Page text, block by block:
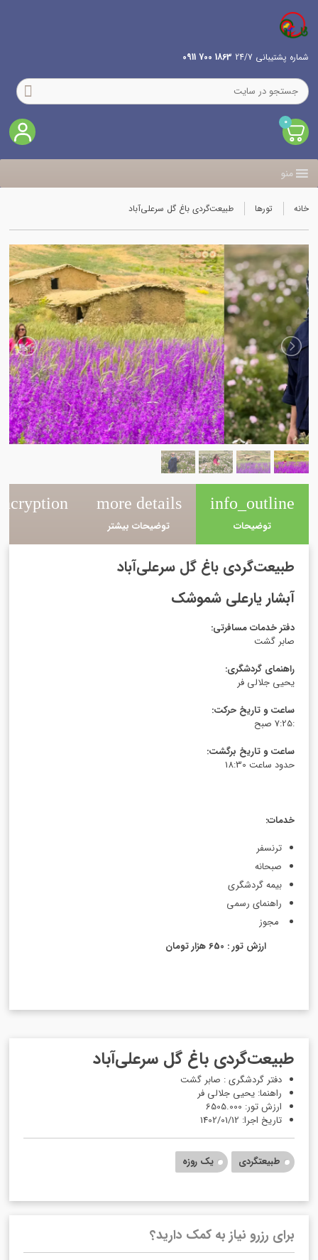
شماره پشتیبانی 24/7 1863 700 0911
0
منو
خانه تورها طبیعت‌گردی باغ گل سرعلی‌آباد
info_outline
توضیحات
more details
توضیحات بیشتر
طبیعت‌گردی باغ گل سرعلی‌آباد
آبشار یارعلی شموشک
دفتر خدمات مسافرتی:
صابر گشت
راهنمای گردشگری:
یحیی جلالی فر
ساعت و تاریخ حرکت:
:7:25 صبح
ساعت و تاریخ برگشت:
حدود ساعت 18:30
خدمات:
ترنسفر
صبحانه
بیمه گردشگری
راهنمای رسمی
مجوز
ارزش تور : 650 هزار تومان
طبیعت‌گردی باغ گل سرعلی‌آباد
دفتر گردشگری : صابر گشت
راهنما: یحیی جلالی فر
ارزش تور: 6505.000
تاریخ اجرا: 1402/01/12
طبیعتگردی یک روزه
برای رزرو نیاز به کمک دارید؟